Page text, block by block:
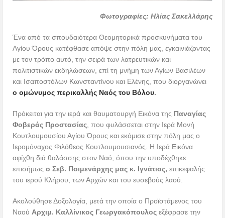
Φωτογραφίες: Ηλίας Σακελλάρης
Ένα από τα σπουδαιότερα Θεομητορικά προσκυνήματα του
Αγίου Όρους κατέφθασε απόψε στην πόλη μας, εγκαινιάζοντας
με τον τρόπο αυτό, την σειρά των λατρευτικών και
πολιτιστικών εκδηλώσεων, επί τη μνήμη των Αγίων Βασιλέων
και Ισαποστόλων Κωνσταντίνου και Ελένης, που διοργανώνει
ο ομώνυμος περικαλλής Ναός του Βόλου.
Πρόκειται για την ιερά και θαυματουργή Εικόνα της Παναγίας
Φοβεράς Προστασίας , που φυλάσσεται στην Ιερά Μονή
Κουτλουμουσίου Αγίου Όρους και εκόμισε στην πόλη μας ο
Ιερομόναχος Φιλόθεος Κουτλουμουσιανός. Η Ιερά Εικόνα
αφίχθη διά θαλάσσης στον Ναό, όπου την υποδέχθηκε
επισήμωςο Σεβ. Ποιμενάρχης μας κ. Ιγνάτιος, επικεφαλής
του ιερού Κλήρου, των Αρχών και του ευσεβούς λαού.
Ακολούθησε Δοξολογία, μετά την οποία ο Προϊστάμενος του
Ναού Αρχιμ. Καλλίνικος Γεωργακόπουλος εξέφρασε την